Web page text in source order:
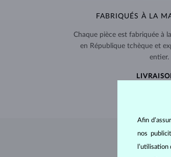
FABRIQUÉS À LA
Chaque pièce est fabriquée à
en République tchèque et
entier.
Afin
nos